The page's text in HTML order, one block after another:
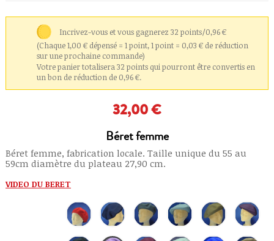
Incrivez-vous et vous gagnerez 32 points/0,96 €
(Chaque 1,00 € dépensé = 1 point, 1 point = 0,03 € de réduction
sur une prochaine commande)
Votre panier totalisera 32 points qui pourront être convertis en
un bon de réduction de 0,96 €.
32,00 €
Béret femme
Béret femme, fabrication locale. Taille unique du 55 au
59cm diamètre du plateau 27,90 cm.
VIDEO DU BERET
hermes
50
bleu
marine
5
gris
souris
61
bleu
glacé
74
kaki
66
prune
45